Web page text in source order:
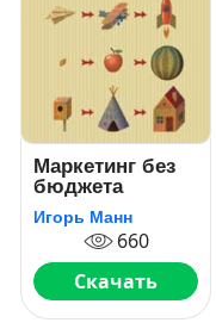
Маркетинг без
бюджета
Игорь Манн
660
Скачать